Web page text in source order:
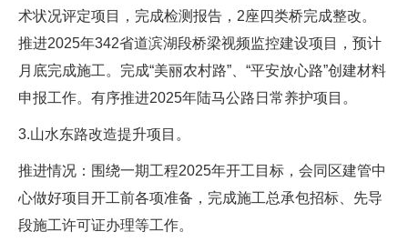
术状况评定项目，完成检测报告，2座四类桥完成整改。
推进2025年342省道滨湖段桥梁视频监控建设项目，预计
月底完成施工。完成“美丽农村路”、“平安放心路”创建材料
申报工作。有序推进2025年陆马公路日常养护项目。
3.山水东路改造提升项目。
推进情况：围绕一期工程2025年开工目标，会同区建管中
心做好项目开工前各项准备，完成施工总承包招标、先导
段施工许可证办理等工作。